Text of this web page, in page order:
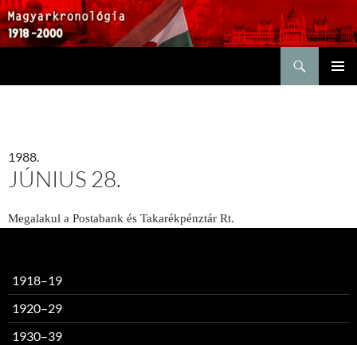
1988.
JÚNIUS 28.
Megalakul a Postabank és Takarékpénztár Rt.
1918–19
1920–29
1930–39